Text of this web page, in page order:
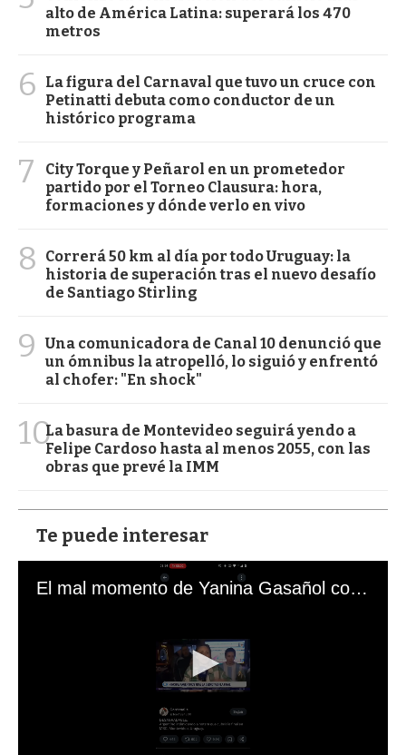
alto de América Latina: superará los 470
metros
6
La figura del Carnaval que tuvo un cruce con
Petinatti debuta como conductor de un
histórico programa
7
City Torque y Peñarol en un prometedor
partido por el Torneo Clausura: hora,
formaciones y dónde verlo en vivo
8
Correrá 50 km al día por todo Uruguay: la
historia de superación tras el nuevo desafío
de Santiago Stirling
9
Una comunicadora de Canal 10 denunció que
un ómnibus la atropelló, lo siguió y enfrentó
al chofer: "En shock"
10La basura de Montevideo seguirá yendo a
Felipe Cardoso hasta al menos 2055, con las
obras que prevé la IMM
Te puede interesar
El mal momento de Yanina Gasañol con un hincha argentino en "Subrayado"